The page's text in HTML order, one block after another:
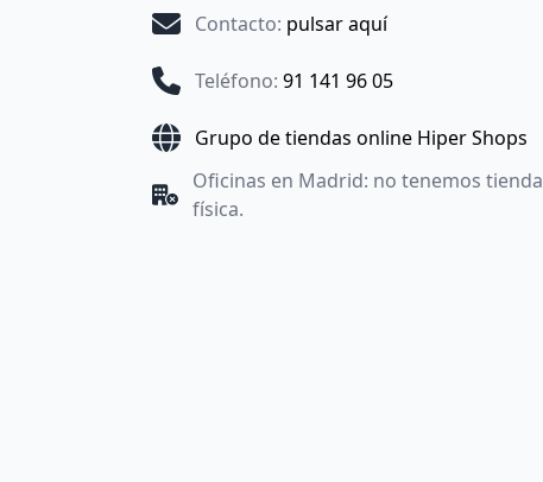
Contacto: pulsar aquí
Teléfono: 91 141 96 05
Grupo de tiendas online Hiper Shops
Oficinas en Madrid: no tenemos tienda
física.